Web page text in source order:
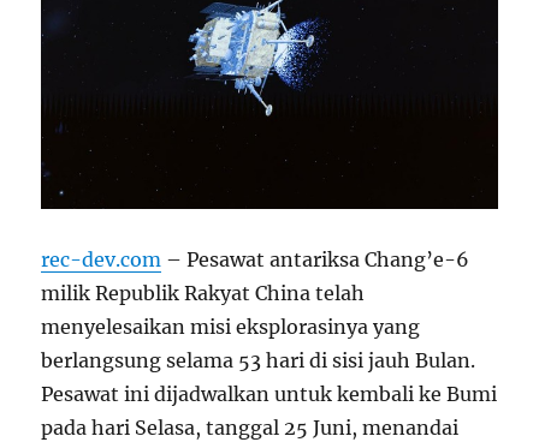
rec-dev.com – Pesawat antariksa Chang’e-6
milik Republik Rakyat China telah
menyelesaikan misi eksplorasinya yang
berlangsung selama 53 hari di sisi jauh Bulan.
Pesawat ini dijadwalkan untuk kembali ke Bumi
pada hari Selasa, tanggal 25 Juni, menandai